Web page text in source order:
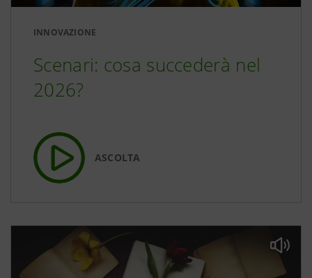
INNOVAZIONE
Scenari: cosa succederà nel
2026?
ASCOLTA